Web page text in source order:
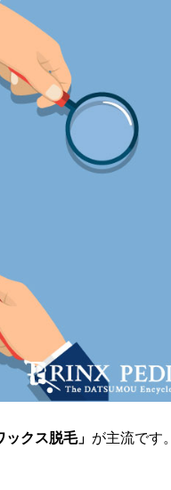
クス脱毛」 が主流です。